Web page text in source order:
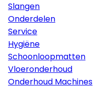
Slangen
Onderdelen
Service
Hygiëne
Schoonloopmatten
Vloeronderhoud
Onderhoud Machines